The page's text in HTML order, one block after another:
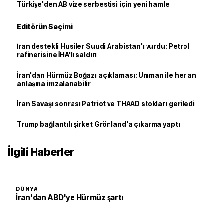
Türkiye'den AB vize serbestisi için yeni hamle
Editörün Seçimi
İran destekli Husiler Suudi Arabistan'ı vurdu: Petrol
rafinerisine İHA'lı saldırı
İran'dan Hürmüz Boğazı açıklaması: Umman ile her an
anlaşma imzalanabilir
İran Savaşı sonrası Patriot ve THAAD stokları geriledi
Trump bağlantılı şirket Grönland'a çıkarma yaptı
İlgili Haberler
DÜNYA
İran'dan ABD'ye Hürmüz şartı